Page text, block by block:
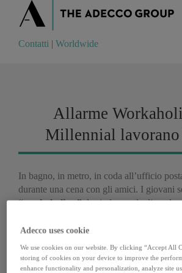
Contatti Worldwide
Contatti | Worldwide
Allarme
Millennial
In bagno, in metro, in coda all’ufficio
durante una cena con gli amici. I giovani
“workaholism”, la sindrome da
americanaForbes, colpisce il
dettagli che fanno preoccupare: il 32% ha
lavorare anche quando è seduto sul water;
di essere produttivo anche in malattia; il
Adecco uses cookie
We use cookies on our website. By clicking “Accept All
storing of cookies on your device to improve the
enhance functionality and personalization, analyze site